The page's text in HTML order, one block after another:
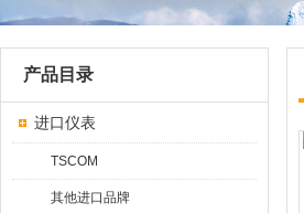
产品目录
进口仪表
TSCOM
其他进口品牌